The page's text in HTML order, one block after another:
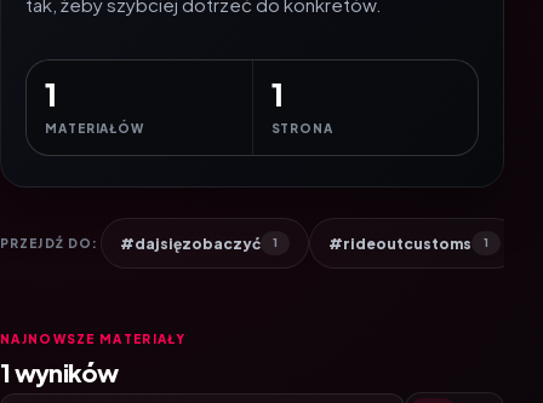
1
MATERIAŁÓW
1
STRONA
PRZEJDŹ DO: #dajsięzobaczyć 1 #rideoutcustoms 1
NAJNOWSZE MATERIAŁY
1 wyników